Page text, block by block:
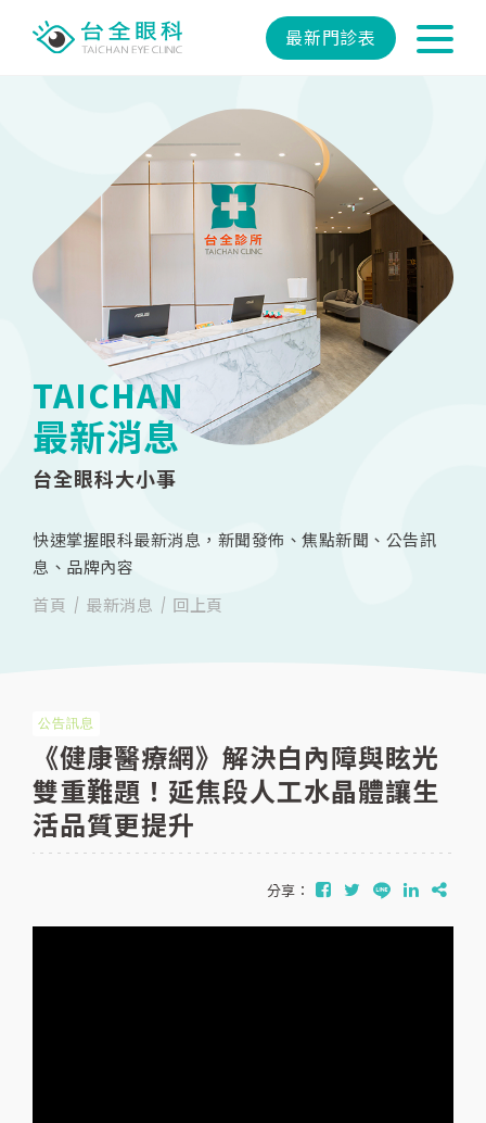
TAICHAN
最新消息
台全眼科大小事
快速掌握眼科最新消息，新聞發佈、焦點新聞、公告訊
息、品牌內容
首頁
最新消息 回上頁
公告訊息
《健康醫療網》解決白內障與眩光
雙重難題！延焦段人工水晶體讓生
活品質更提升
分享：
最新門診表